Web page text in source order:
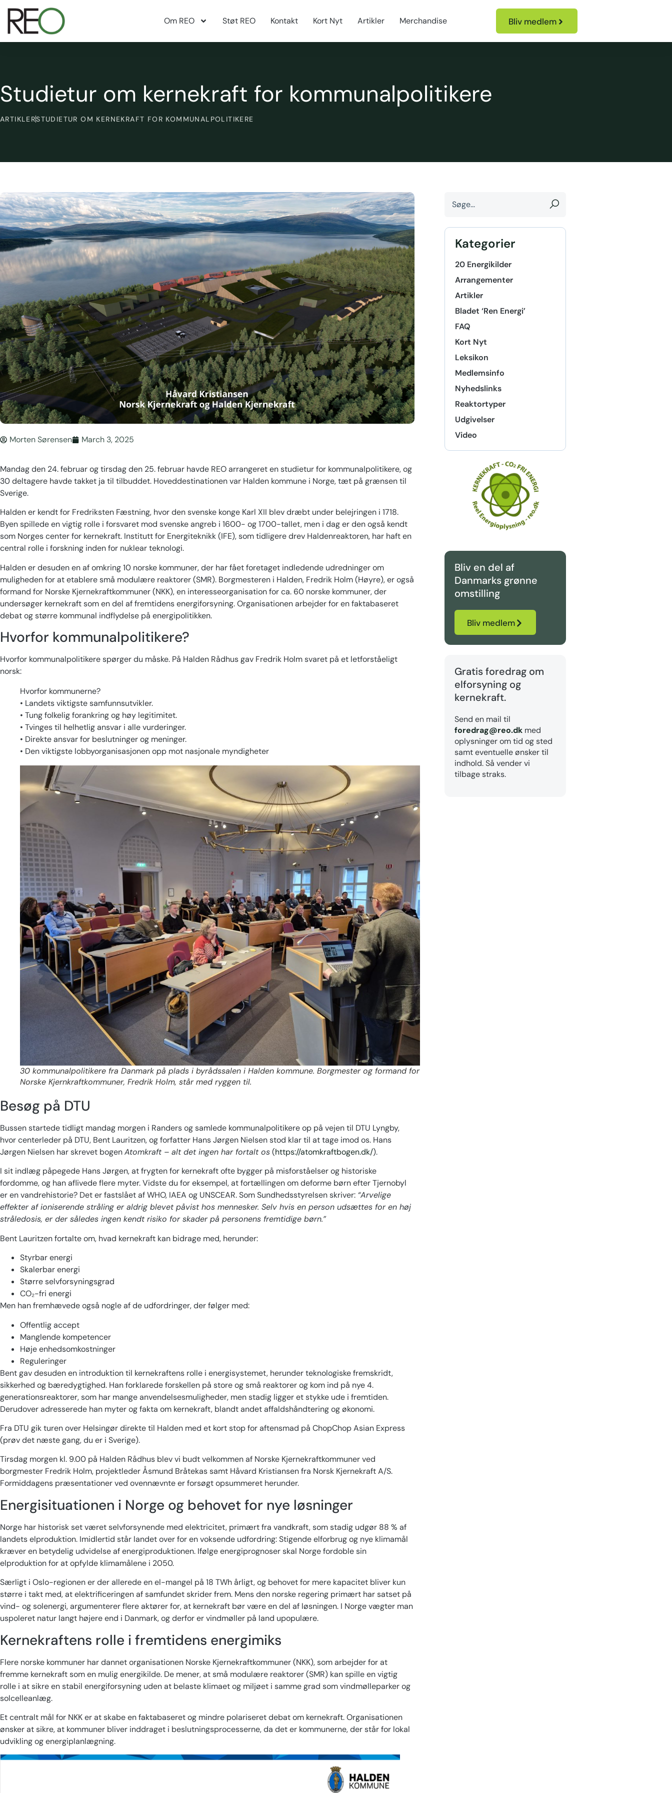
Om REO Støt REO Kontakt Kort Nyt Artikler Merchandise Bliv medlem
Studietur om kernekraft for kommunalpolitikere
ARTIKLERSTUDIETUR OM KERNEKRAFT FOR KOMMUNALPOLITIKERE
Morten Sørensen March 3, 2025
Mandag den 24. februar og tirsdag den 25. februar havde REO arrangeret en studietur for kommunalpolitikere, og
30 deltagere havde takket ja til tilbuddet. Hoveddestinationen var Halden kommune i Norge, tæt på grænsen til
Sverige.
Halden er kendt for Fredriksten Fæstning, hvor den svenske konge Karl XII blev dræbt under belejringen i 1718.
Byen spillede en vigtig rolle i forsvaret mod svenske angreb i 1600- og 1700-tallet, men i dag er den også kendt
som Norges center for kernekraft. Institutt for Energiteknikk (IFE), som tidligere drev Haldenreaktoren, har haft en
central rolle i forskning inden for nuklear teknologi.
Halden er desuden en af omkring 10 norske kommuner, der har fået foretaget indledende udredninger om
muligheden for at etablere små modulære reaktorer (SMR). Borgmesteren i Halden, Fredrik Holm (Høyre), er også
formand for Norske Kjernekraftkommuner (NKK), en interesseorganisation for ca. 60 norske kommuner, der
undersøger kernekraft som en del af fremtidens energiforsyning. Organisationen arbejder for en faktabaseret
debat og større kommunal indflydelse på energipolitikken.
Hvorfor kommunalpolitikere?
Hvorfor kommunalpolitikere spørger du måske. På Halden Rådhus gav Fredrik Holm svaret på et letforståeligt
norsk:
Hvorfor kommunerne?
• Landets viktigste samfunnsutvikler.
• Tung folkelig forankring og høy legitimitet.
• Tvinges til helhetlig ansvar i alle vurderinger.
• Direkte ansvar for beslutninger og meninger.
• Den viktigste lobbyorganisasjonen opp mot nasjonale myndigheter
30 kommunalpolitikere fra Danmark på plads i byrådssalen i Halden kommune. Borgmester og formand for
Norske Kjernkraftkommuner, Fredrik Holm, står med ryggen til.
Besøg på DTU
Bussen startede tidligt mandag morgen i Randers og samlede kommunalpolitikere op på vejen til DTU Lyngby,
hvor centerleder på DTU, Bent Lauritzen, og forfatter Hans Jørgen Nielsen stod klar til at tage imod os. Hans
Jørgen Nielsen har skrevet bogenAtomkraft – alt det ingen har fortalt os(https://atomkraftbogen.dk/).
I sit indlæg påpegede Hans Jørgen, at frygten for kernekraft ofte bygger på misforståelser og historiske
fordomme, og han aflivede flere myter. Vidste du for eksempel, at fortællingen om deforme børn efter Tjernobyl
er en vandrehistorie? Det er fastslået af WHO, IAEA og UNSCEAR. Som Sundhedsstyrelsen skriver: “Arvelige
effekter af ioniserende stråling er aldrig blevet påvist hos mennesker. Selv hvis en person udsættes for en høj
stråledosis, er der således ingen kendt risiko for skader på personens fremtidige børn.”
Bent Lauritzen fortalte om, hvad kernekraft kan bidrage med, herunder:
Styrbar energi
Skalerbar energi
Større selvforsyningsgrad
CO₂-fri energi
Men han fremhævede også nogle af de udfordringer, der følger med:
Offentlig accept
Manglende kompetencer
Høje enhedsomkostninger
Reguleringer
Bent gav desuden en introduktion til kernekraftens rolle i energisystemet, herunder teknologiske fremskridt,
sikkerhed og bæredygtighed. Han forklarede forskellen på store og små reaktorer og kom ind på nye 4.
generationsreaktorer, som har mange anvendelsesmuligheder, men stadig ligger et stykke ude i fremtiden.
Derudover adresserede han myter og fakta om kernekraft, blandt andet affaldshåndtering og økonomi.
Fra DTU gik turen over Helsingør direkte til Halden med et kort stop for aftensmad på ChopChop Asian Express
(prøv det næste gang, du er i Sverige).
Tirsdag morgen kl. 9.00 på Halden Rådhus blev vi budt velkommen af Norske Kjernekraftkommuner ved
borgmester Fredrik Holm, projektleder Åsmund Bråtekas samt Håvard Kristiansen fra Norsk Kjernekraft A/S.
Formiddagens præsentationer ved ovennævnte er forsøgt opsummeret herunder.
Energisituationen i Norge og behovet for nye løsninger
Norge har historisk set været selvforsynende med elektricitet, primært fra vandkraft, som stadig udgør 88 % af
landets elproduktion. Imidlertid står landet over for en voksende udfordring: Stigende elforbrug og nye klimamål
kræver en betydelig udvidelse af energiproduktionen. Ifølge energiprognoser skal Norge fordoble sin
elproduktion for at opfylde klimamålene i 2050.
Særligt i Oslo-regionen er der allerede en el-mangel på 18 TWh årligt, og behovet for mere kapacitet bliver kun
større i takt med, at elektrificeringen af samfundet skrider frem. Mens den norske regering primært har satset på
vind- og solenergi, argumenterer flere aktører for, at kernekraft bør være en del af løsningen. I Norge vægter man
uspoleret natur langt højere end i Danmark, og derfor er vindmøller på land upopulære.
Kernekraftens rolle i fremtidens energimiks
Flere norske kommuner har dannet organisationen Norske Kjernekraftkommuner (NKK), som arbejder for at
fremme kernekraft som en mulig energikilde. De mener, at små modulære reaktorer (SMR) kan spille en vigtig
rolle i at sikre en stabil energiforsyning uden at belaste klimaet og miljøet i samme grad som vindmølleparker og
solcelleanlæg.
Et centralt mål for NKK er at skabe en faktabaseret og mindre polariseret debat om kernekraft. Organisationen
ønsker at sikre, at kommuner bliver inddraget i beslutningsprocesserne, da det er kommunerne, der står for lokal
udvikling og energiplanlægning.
Kategorier
20 Energikilder
Arrangementer
Artikler
Bladet ‘Ren Energi’
FAQ
Kort Nyt
Leksikon
Medlemsinfo
Nyhedslinks
Reaktortyper
Udgivelser
Video
Bliv en del af
Danmarks grønne
omstilling
Bliv medlem
Gratis foredrag om
elforsyning og
kernekraft.
Send en mail til
foredrag@reo.dkmed
oplysninger om tid og sted
samt eventuelle ønsker til
indhold. Så vender vi
tilbage straks.